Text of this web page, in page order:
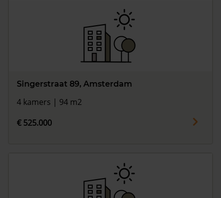
Singerstraat 89, Amsterdam
4 kamers | 94 m2
€ 525.000